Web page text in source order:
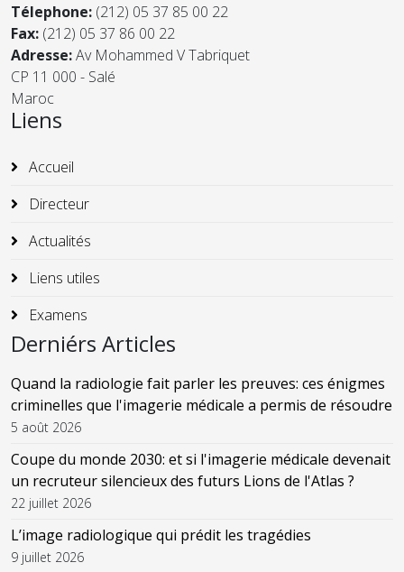
Télephone: (212) 05 37 85 00 22
Fax: (212) 05 37 86 00 22
Adresse:Av Mohammed V Tabriquet
CP 11 000 - Salé
Maroc
Liens
Accueil
Directeur
Actualités
Liens utiles
Examens
Derniérs Articles
Quand la radiologie fait parler les preuves: ces énigmes
criminelles que l'imagerie médicale a permis de résoudre
5 août 2026
Coupe du monde 2030: et si l'imagerie médicale devenait
un recruteur silencieux des futurs Lions de l'Atlas ?
22 juillet 2026
L’image radiologique qui prédit les tragédies
9 juillet 2026